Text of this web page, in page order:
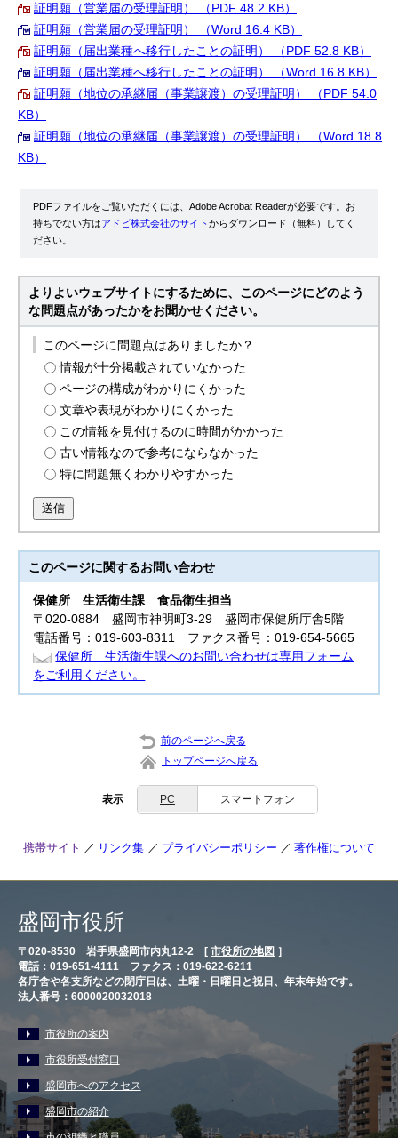
証明願（営業届の受理証明） （PDF 48.2 KB）
証明願（営業届の受理証明） （Word 16.4 KB）
証明願（届出業種へ移行したことの証明） （PDF 52.8 KB）
証明願（届出業種へ移行したことの証明） （Word 16.8 KB）
証明願（地位の承継届（事業譲渡）の受理証明） （PDF 54.0
KB）
証明願（地位の承継届（事業譲渡）の受理証明） （Word 18.8
KB）
PDFファイルをご覧いただくには、Adobe Acrobat Readerが必要です。お
持ちでない方はアドビ株式会社のサイトからダウンロード（無料）してく
ださい。
よりよいウェブサイトにするために、このページにどのよう
な問題点があったかをお聞かせください。
このページに問題点はありましたか？
情報が十分掲載されていなかった
ページの構成がわかりにくかった
文章や表現がわかりにくかった
この情報を見付けるのに時間がかかった
古い情報なので参考にならなかった
特に問題無くわかりやすかった
送信
このページに関するお問い合わせ
保健所生活衛生課 食品衛生担当
〒020-0884 盛岡市神明町3-29 盛岡市保健所庁舎5階
電話番号：019-603-8311 ファクス番号：019-654-5665
保健所 生活衛生課へのお問い合わせは専用フォーム
をご利用ください。
前のページへ戻る
トップページへ戻る
表示 PC スマートフォン
携帯サイト リンク集 プライバシーポリシー 著作権について
盛岡市役所
〒020-8530 岩手県盛岡市内丸12-2 [ 市役所の地図 ］
電話：019-651-4111 ファクス：019-622-6211
各庁舎や各支所などの閉庁日は、土曜・日曜日と祝日、年末年始です。
法人番号：6000020032018
市役所の案内
市役所受付窓口
盛岡市へのアクセス
盛岡市の紹介